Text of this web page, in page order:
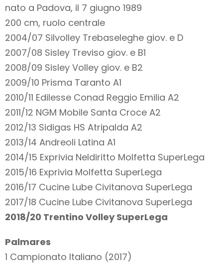
nato a Padova, il 7 giugno 1989
200 cm, ruolo centrale
2004/07 Silvolley Trebaseleghe giov. e D
2007/08 Sisley Treviso giov. e B1
2008/09 Sisley Volley giov. e B2
2009/10 Prisma Taranto A1
2010/11 Edilesse Conad Reggio Emilia A2
2011/12 NGM Mobile Santa Croce A2
2012/13 Sidigas HS Atripalda A2
2013/14 Andreoli Latina A1
2014/15 Exprivia Neldiritto Molfetta SuperLega
2015/16 Exprivia Molfetta SuperLega
2016/17 Cucine Lube Civitanova SuperLega
2017/18 Cucine Lube Civitanova SuperLega
2018/20 Trentino Volley SuperLega
Palmares
1 Campionato Italiano (2017)